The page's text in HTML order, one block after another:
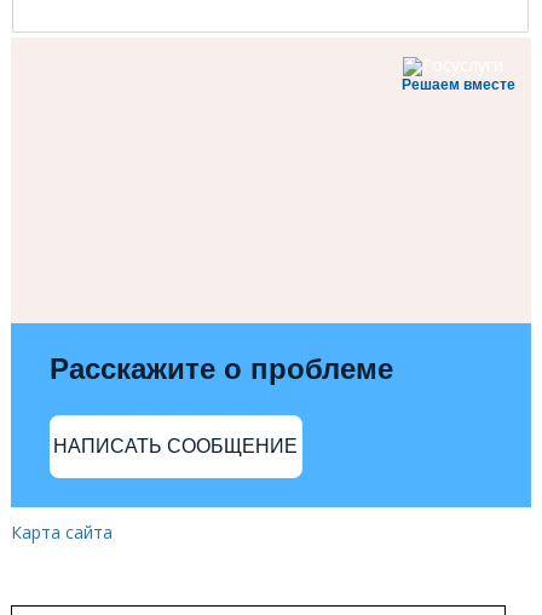
Решаем вместе
Расскажите о проблеме
НАПИСАТЬ СООБЩЕНИЕ
Карта сайта